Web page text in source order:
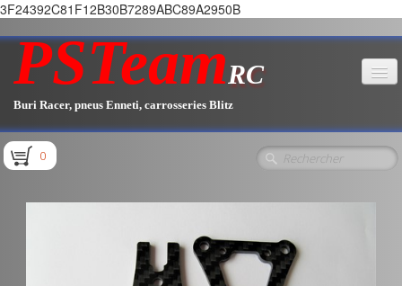
3F24392C81F12B30B7289ABC89A2950B
PSTeamRC
Buri Racer, pneus Enneti, carrosseries Blitz
Accueil
0